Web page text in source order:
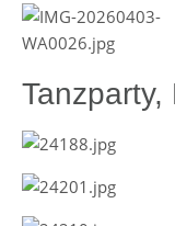
Tanzparty,